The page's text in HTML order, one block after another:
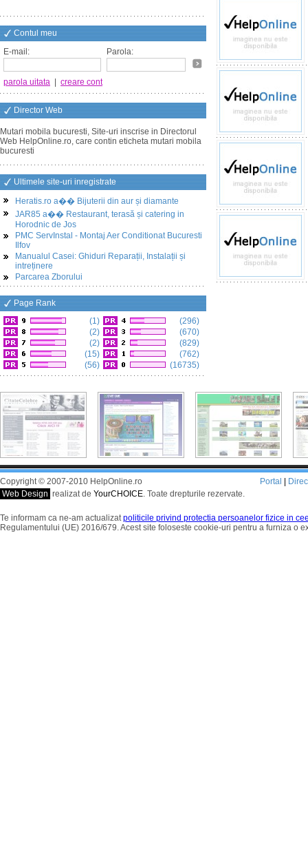
Contul meu
E-mail:
Parola:
parola uitata creare cont
Director Web
Mutari mobila bucuresti, Site-uri inscrise in Directorul
Web HelpOnline.ro, care contin eticheta mutari mobila
bucuresti
Ultimele site-uri inregistrate
Heratis.ro a�� Bijuterii din aur și diamante
JAR85 a�� Restaurant, terasă și catering in
Horodnic de Jos
PMC ServInstal - Montaj Aer Conditionat Bucuresti
Ilfov
Manualul Casei: Ghiduri Reparații, Instalații și
intreținere
Parcarea Zborului
Page Rank
(1)
(2)
(2)
(15)
(56)
(296)
(670)
(829)
(762)
(16735)
Copyright © 2007-2010 HelpOnline.ro
Web Design realizat de YourCHOICE. Toate drepturile rezervate.
Portal
Te informam ca ne-am actualizatpoliticile privind protectia persoanelor fizice in
Regulamentului (UE) 2016/679. Acest site foloseste cookie-uri pentru a furniza o